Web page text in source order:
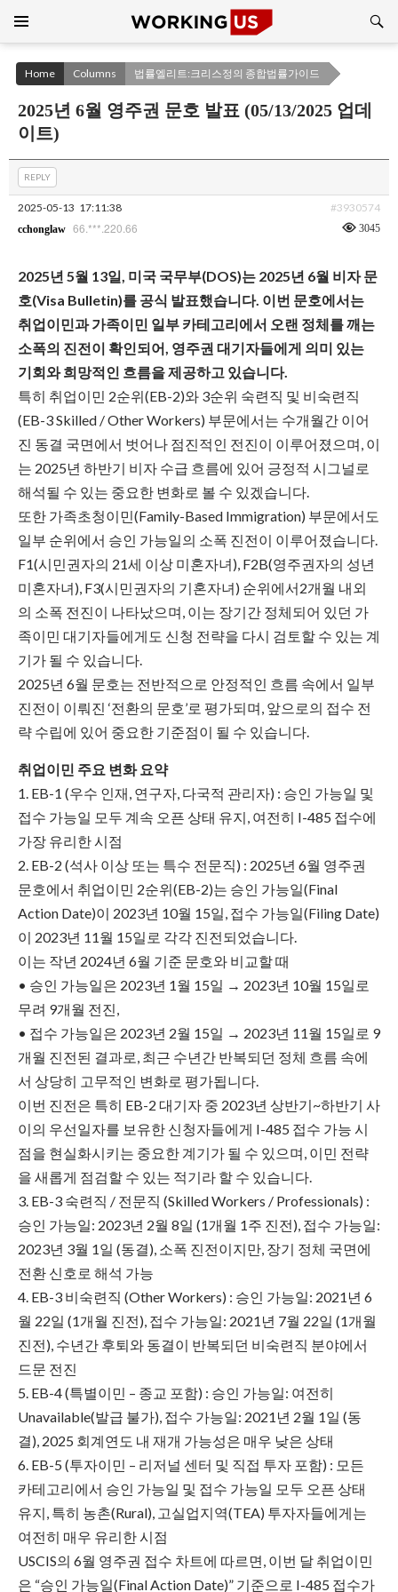
CONTENT
Home Columns 법률엘리트:크리스정의 종합법률가이드
2025년 6월 영주권 문호 발표 (05/13/2025 업데
이트)
REPLY
2025-05-13 17:11:38 #3930574
cchonglaw 66.***.220.66 3045
2025년 5월 13일, 미국 국무부(DOS)는 2025년 6월 비자 문
호(Visa Bulletin)를 공식 발표했습니다. 이번 문호에서는
취업이민과 가족이민 일부 카테고리에서 오랜 정체를 깨는
소폭의 진전이 확인되어, 영주권 대기자들에게 의미 있는
기회와 희망적인 흐름을 제공하고 있습니다.
특히 취업이민 2순위(EB-2)와 3순위 숙련직 및 비숙련직
(EB-3 Skilled / Other Workers) 부문에서는 수개월간 이어
진 동결 국면에서 벗어나 점진적인 전진이 이루어졌으며, 이
는 2025년 하반기 비자 수급 흐름에 있어 긍정적 시그널로
해석될 수 있는 중요한 변화로 볼 수 있겠습니다.
또한 가족초청이민(Family-Based Immigration) 부문에서도
일부 순위에서 승인 가능일의 소폭 진전이 이루어졌습니다.
F1(시민권자의 21세 이상 미혼자녀), F2B(영주권자의 성년
미혼자녀), F3(시민권자의 기혼자녀) 순위에서2개월 내외
의 소폭 전진이 나타났으며, 이는 장기간 정체되어 있던 가
족이민 대기자들에게도 신청 전략을 다시 검토할 수 있는 계
기가 될 수 있습니다.
2025년 6월 문호는 전반적으로 안정적인 흐름 속에서 일부
진전이 이뤄진 ‘전환의 문호’로 평가되며, 앞으로의 접수 전
략 수립에 있어 중요한 기준점이 될 수 있습니다.
취업이민 주요 변화 요약
1. EB-1 (우수 인재, 연구자, 다국적 관리자) : 승인 가능일 및
접수 가능일 모두 계속 오픈 상태 유지, 여전히 I-485 접수에
가장 유리한 시점
2. EB-2 (석사 이상 또는 특수 전문직) : 2025년 6월 영주권
문호에서 취업이민 2순위(EB-2)는 승인 가능일(Final
Action Date)이 2023년 10월 15일, 접수 가능일(Filing Date)
이 2023년 11월 15일로 각각 진전되었습니다.
이는 작년 2024년 6월 기준 문호와 비교할 때
• 승인 가능일은 2023년 1월 15일 → 2023년 10월 15일로
무려 9개월 전진,
• 접수 가능일은 2023년 2월 15일 → 2023년 11월 15일로 9
개월 진전된 결과로, 최근 수년간 반복되던 정체 흐름 속에
서 상당히 고무적인 변화로 평가됩니다.
이번 진전은 특히 EB-2 대기자 중 2023년 상반기~하반기 사
이의 우선일자를 보유한 신청자들에게 I-485 접수 가능 시
점을 현실화시키는 중요한 계기가 될 수 있으며, 이민 전략
을 새롭게 점검할 수 있는 적기라 할 수 있습니다.
3. EB-3 숙련직 / 전문직 (Skilled Workers / Professionals) :
승인 가능일: 2023년 2월 8일 (1개월 1주 진전), 접수 가능일:
2023년 3월 1일 (동결), 소폭 진전이지만, 장기 정체 국면에
전환 신호로 해석 가능
4. EB-3 비숙련직 (Other Workers) : 승인 가능일: 2021년 6
월 22일 (1개월 진전), 접수 가능일: 2021년 7월 22일 (1개월
진전), 수년간 후퇴와 동결이 반복되던 비숙련직 분야에서
드문 전진
5. EB-4 (특별이민 – 종교 포함) : 승인 가능일: 여전히
Unavailable(발급 불가), 접수 가능일: 2021년 2월 1일 (동
결), 2025 회계연도 내 재개 가능성은 매우 낮은 상태
6. EB-5 (투자이민 – 리저널 센터 및 직접 투자 포함) : 모든
카테고리에서 승인 가능일 및 접수 가능일 모두 오픈 상태
유지, 특히 농촌(Rural), 고실업지역(TEA) 투자자들에게는
여전히 매우 유리한 시점
USCIS의 6월 영주권 접수 차트에 따르면, 이번 달 취업이민
은 “승인 가능일(Final Action Date)” 기준으로 I-485 접수가